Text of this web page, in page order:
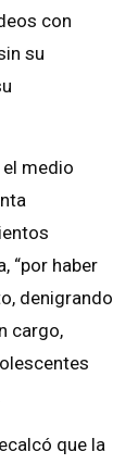
con
su
el medio
“por haber
denigrando
cargo,
que la